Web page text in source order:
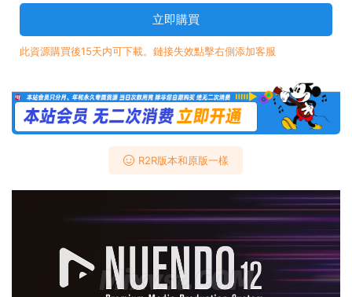
立即購買
此資源購買後15天内可下載。鏈接失效點擊右側添加客服
R2R版本和原版一樣